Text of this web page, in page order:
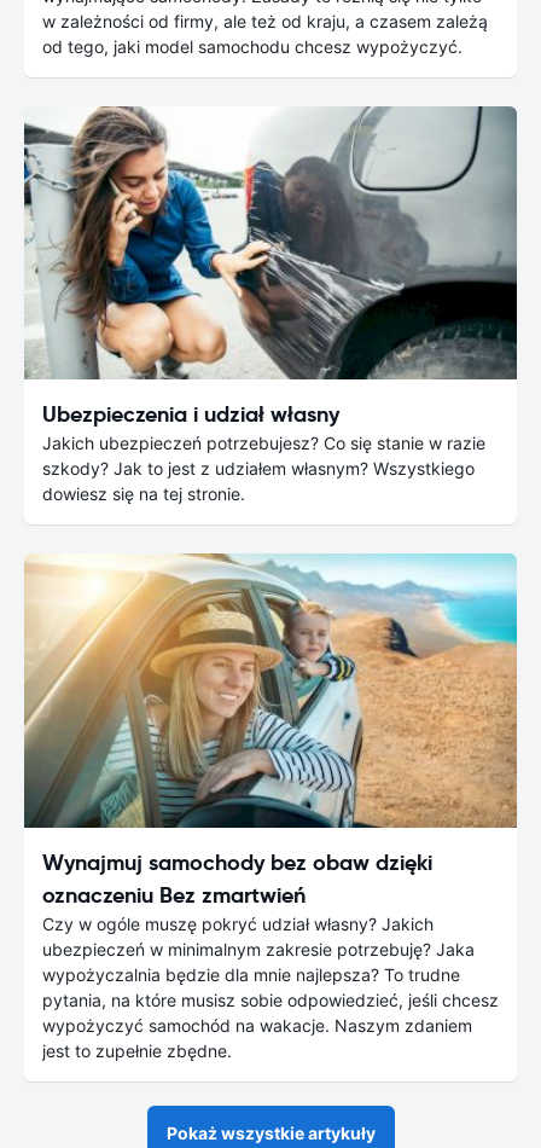
w zależności od firmy, ale też od kraju, a czasem zależą
od tego, jaki model samochodu chcesz wypożyczyć.
Ubezpieczenia i udział własny
Jakich ubezpieczeń potrzebujesz? Co się stanie w razie
szkody? Jak to jest z udziałem własnym? Wszystkiego
dowiesz się na tej stronie.
Wynajmuj samochody bez obaw dzięki
oznaczeniu Bez zmartwień
Czy w ogóle muszę pokryć udział własny? Jakich
ubezpieczeń w minimalnym zakresie potrzebuję? Jaka
wypożyczalnia będzie dla mnie najlepsza? To trudne
pytania, na które musisz sobie odpowiedzieć, jeśli chcesz
wypożyczyć samochód na wakacje. Naszym zdaniem
jest to zupełnie zbędne.
Pokaż wszystkie artykuły